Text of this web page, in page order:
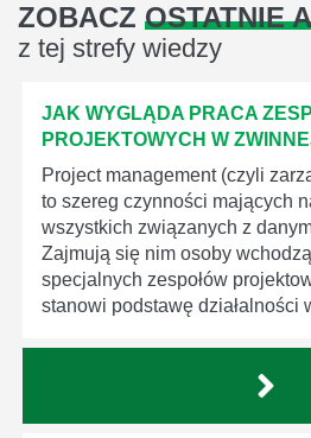
ZOBACZ OSTATNIE
z tej strefy wiedzy
JAK WYGLĄDA PRACA
PROJEKTOWYCH W
Project management (czyli
to szereg czynności mających
wszystkich związanych z
Zajmują się nim osoby
specjalnych zespołów
stanowi podstawę działalności